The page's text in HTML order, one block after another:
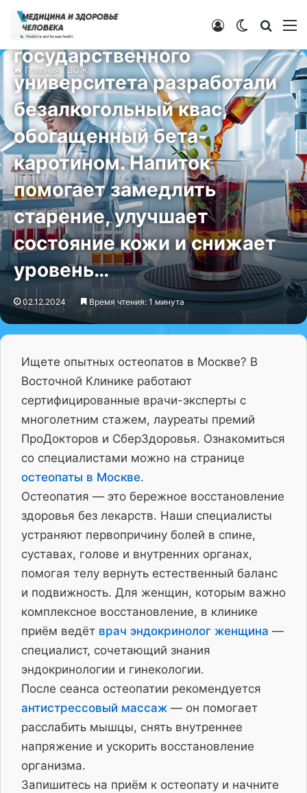
Switch skin
Войти
Главная / ЗОЖ
Ученые Южно-Уральского
государственного
университета разработали
безалкогольный квас,
обогащенный бета-
каротином. Напиток
помогает замедлить
старение, улучшает
состояние кожи и снижает
уровень…
02.12.2024 Время чтения: 1 минута
Ищете опытных остеопатов в Москве? В
Восточной Клинике работают
сертифицированные врачи-эксперты с
многолетним стажем, лауреаты премий
ПроДокторов и СберЗдоровья. Ознакомиться
со специалистами можно на странице
остеопаты в Москве.
Остеопатия — это бережное восстановление
здоровья без лекарств. Наши специалисты
устраняют первопричину болей в спине,
суставах, голове и внутренних органах,
помогая телу вернуть естественный баланс
и подвижность. Для женщин, которым важно
комплексное восстановление, в клинике
приём ведёт врач эндокринолог женщина —
специалист, сочетающий знания
эндокринологии и гинекологии.
После сеанса остеопатии рекомендуется
антистрессовый массаж — он помогает
расслабить мышцы, снять внутреннее
напряжение и ускорить восстановление
организма.
Запишитесь на приём к остеопату и начните